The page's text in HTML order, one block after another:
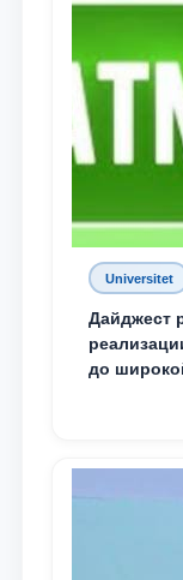
Universitet
Дайджест
до
Мажлису и